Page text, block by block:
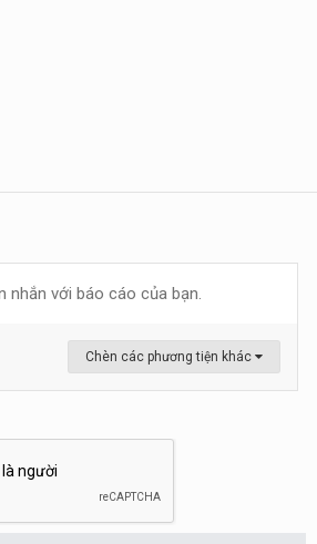
nhắn với báo cáo của bạn.
Chèn các phương tiện khác